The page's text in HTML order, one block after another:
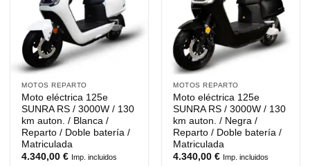
MOTOS REPARTO
Moto eléctrica 125e
SUNRA RS / 3000W / 130
km auton. / Blanca /
Reparto / Doble batería /
Matriculada
4.340,00€ Imp. incluidos
MOTOS REPARTO
Moto eléctrica 125e
SUNRA RS / 3000W / 130
km auton. / Negra /
Reparto / Doble batería /
Matriculada
4.340,00€ Imp. incluidos